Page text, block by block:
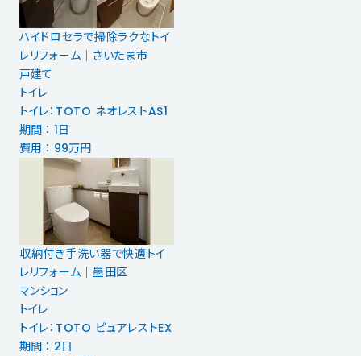
ハイドロセラで掃除ラクなトイ
レリフォーム｜さいたま市
戸建て
トイレ
トイレ：TOTO ネオレストAS1
期間 ： 1日
費用 ： 99万円
収納付き手洗い器で快適トイ
レリフォーム｜墨田区
マンション
トイレ
トイレ：TOTO ピュアレストEX
期間 ： 2日